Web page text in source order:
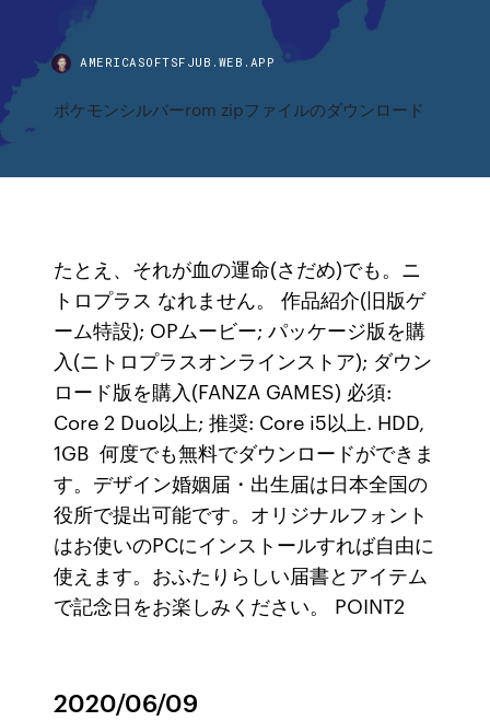
AMERICASOFTSFJUB.WEB.APP
ポケモンシルバーrom zipファイルのダウンロード
たとえ、それが血の運命(さだめ)でも。ニ
トロプラス なれません。 作品紹介(旧版ゲ
ーム特設); OPムービー; パッケージ版を購
入(ニトロプラスオンラインストア); ダウン
ロード版を購入(FANZA GAMES) 必須:
Core 2 Duo以上; 推奨: Core i5以上. HDD,
1GB 何度でも無料でダウンロードができま
す。デザイン婚姻届・出生届は日本全国の
役所で提出可能です。オリジナルフォント
はお使いのPCにインストールすれば自由に
使えます。おふたりらしい届書とアイテム
で記念日をお楽しみください。 POINT2
2020/06/09